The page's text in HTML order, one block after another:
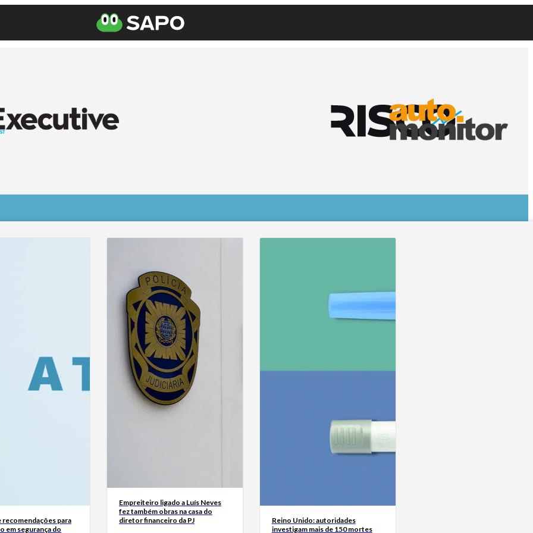
recomendações para
em segurança do
Empreiteiro ligado a Luís Neves
fez também obras na casa do
diretor financeiro da PJ
Reino Unido: autoridades
investigam mais de 150 mortes